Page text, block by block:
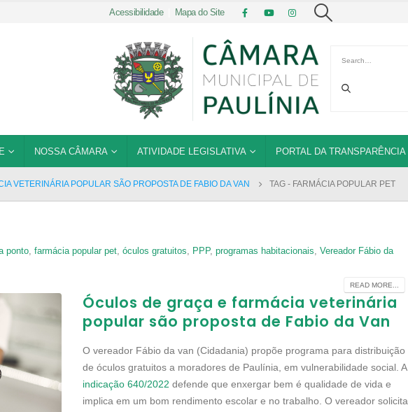
Acessibilidade| Mapa do Site
NOSSA CÂMARA ATIVIDADE LEGISLATIVA PORTAL DA TRANSPARÊNCIA
VETERINÁRIA POPULAR SÃO PROPOSTA DE FABIO DA VAN TAG - FARMÁCIA POPULAR PET
ponto, farmácia popular pet, óculos gratuitos, PPP, programas habitacionais, Vereador Fábio da
READ MORE...
Óculos de graça e farmácia veterinária
popular são proposta de Fabio da Van
O vereador Fábio da van (Cidadania) propõe programa para distribuição
de óculos gratuitos a moradores de Paulínia, em vulnerabilidade social. A
indicação 640/2022 defende que enxergar bem é qualidade de vida e
implica em um bom rendimento escolar e no trabalho. O vereador solicita